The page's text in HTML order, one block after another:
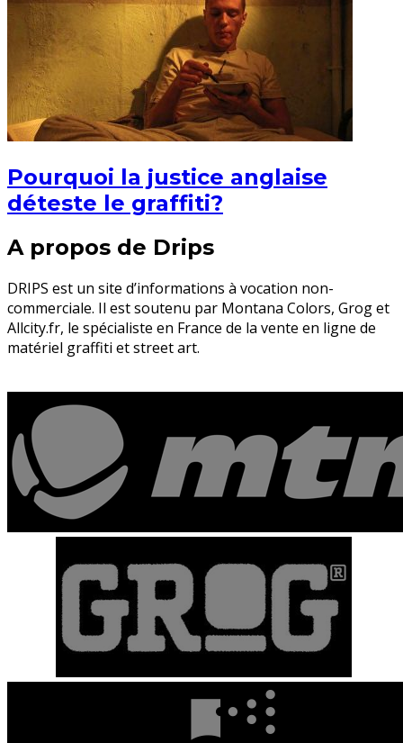
Pourquoi la justice anglaise
déteste le graffiti?
A propos de Drips
DRIPS est un site d’informations à vocation non-
commerciale. Il est soutenu par Montana Colors, Grog et
Allcity.fr, le spécialiste en France de la vente en ligne de
matériel graffiti et street art.